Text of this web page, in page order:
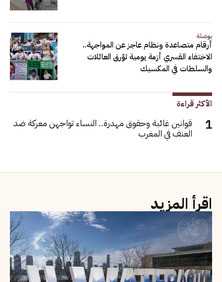
بوصلة
أرقام متصاعدة ونظام عاجز عن المواجهة..
الاختفاء القسري أزمة يومية تؤرق العائلات
والسلطات في المكسيك
الأكثر قراءة
قوانين غائبة وحقوق مهدرة.. النساء تواجهن معركة ضد
العنف في المغرب
اقرأ المزيد